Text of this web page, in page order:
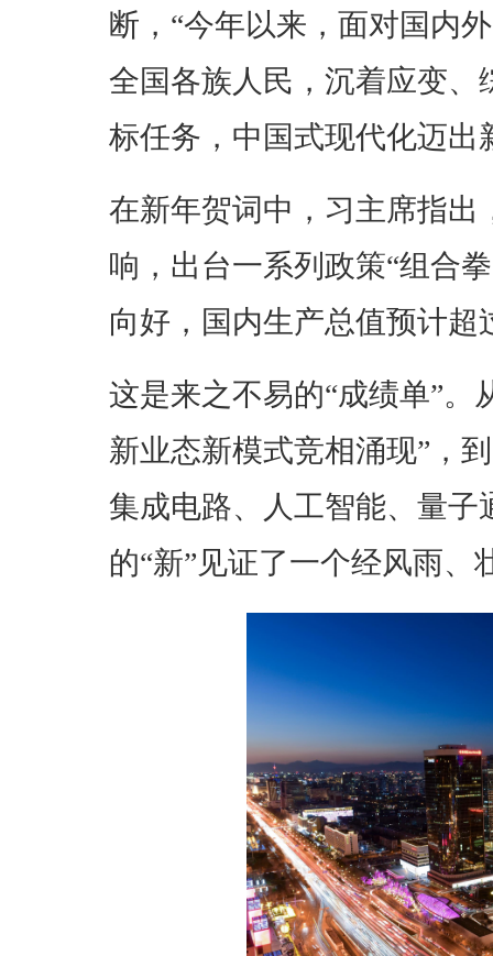
断，“今年以来，面对国内
全国各族人民，沉着应变
标任务，中国式现代化迈出
在新年贺词中，习主席指
响，出台一系列政策“组合
向好，国内生产总值预计超
这是来之不易的“成绩单”。
新业态新模式竞相涌现”，
集成电路、人工智能、量
的“新”见证了一个经风雨、